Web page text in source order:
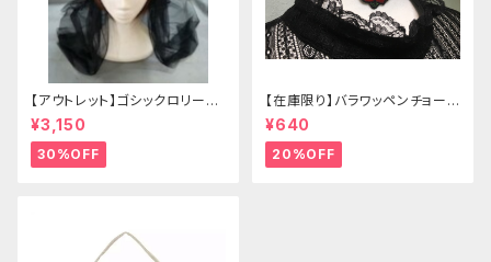
【アウトレット】ゴシックロリータ
ゴールドクラウン＆ホーン(ヴェ
ール付き)
¥3,150
30%OFF
【在庫限り】バラワッペンチョーカ
ー
¥640
20%OFF